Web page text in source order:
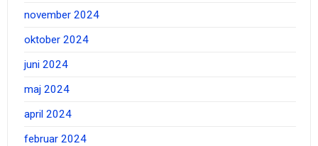
november 2024
oktober 2024
juni 2024
maj 2024
april 2024
februar 2024